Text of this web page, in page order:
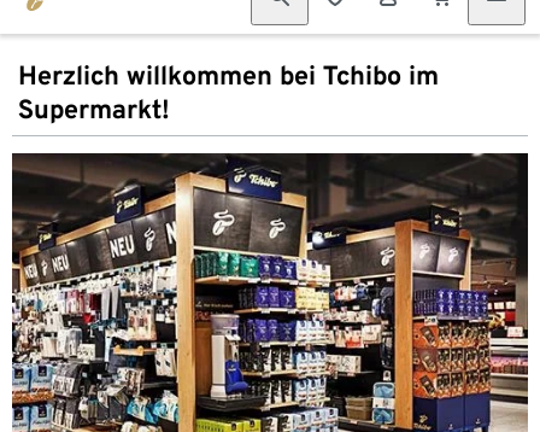
Herzlich willkommen bei Tchibo im
Supermarkt!